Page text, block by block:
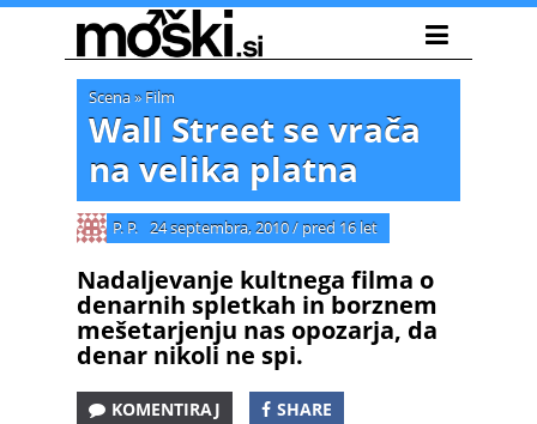
Scena» Film
Wall Street se vrača
na velika platna
P. P. 24 septembra, 2010/ pred 16 let
Nadaljevanje kultnega filma o
denarnih spletkah in borznem
mešetarjenju nas opozarja, da
denar nikoli ne spi.
KOMENTIRAJ SHARE